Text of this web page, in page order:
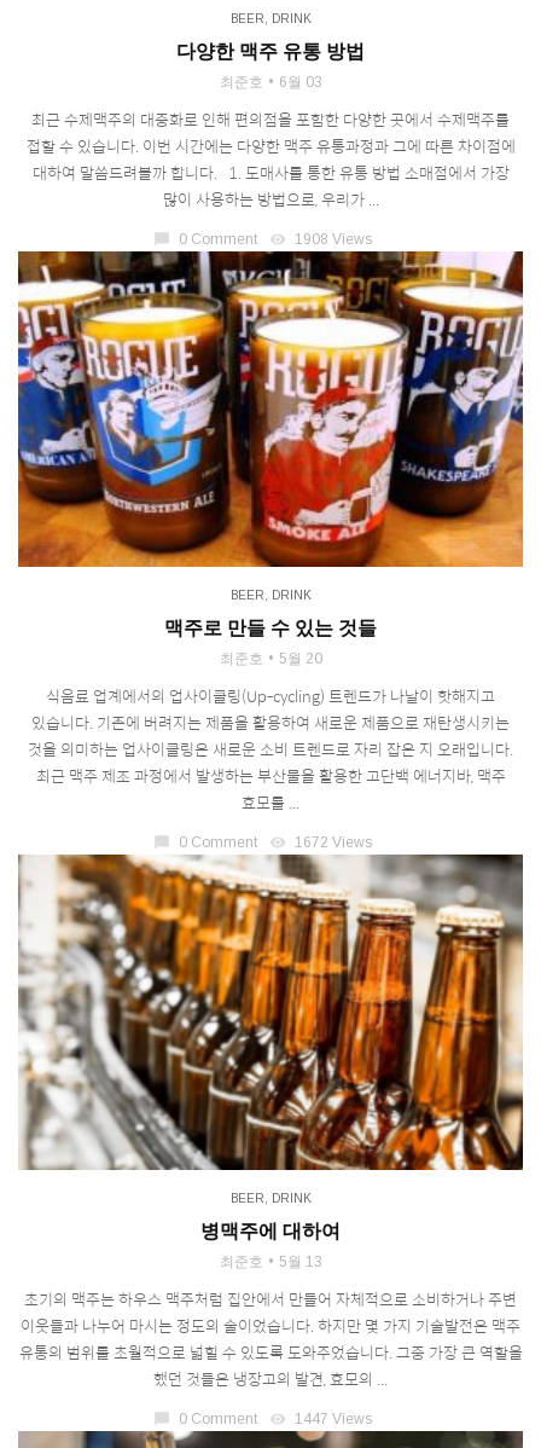
BEER DRINK
다양한 맥주 유통 방법
최준호 6월 03
최근 수제맥주의 대중화로 인해 편의점을 포함한 다양한 곳에서 수제맥주를
접할 수 있습니다. 이번 시간에는 다양한 맥주 유통과정과 그에 따른 차이점에
대하여 말씀드려볼까 합니다. 1. 도매사를 통한 유통 방법 소매점에서 가장
많이 사용하는 방법으로, 우리가 ...
0 Comment visibility 1908 Views
BEER DRINK
맥주로 만들 수 있는 것들
최준호 5월 20
식음료 업계에서의 업사이클링(Up-cycling) 트렌드가 나날이 핫해지고
있습니다. 기존에 버려지는 제품을 활용하여 새로운 제품으로 재탄생시키는
것을 의미하는 업사이클링은 새로운 소비 트렌드로 자리 잡은 지 오래입니다.
최근 맥주 제조 과정에서 발생하는 부산물을 활용한 고단백 에너지바, 맥주
효모를 ...
0 Comment visibility 1672 Views
BEER DRINK
병맥주에 대하여
최준호 5월 13
초기의 맥주는 하우스 맥주처럼 집안에서 만들어 자체적으로 소비하거나 주변
이웃들과 나누어 마시는 정도의 술이었습니다. 하지만 몇 가지 기술발전은 맥주
유통의 범위를 초월적으로 넓힐 수 있도록 도와주었습니다. 그중 가장 큰 역할을
했던 것들은 냉장고의 발견, 효모의 ...
chat_bubble 0 Comment visibility 1447 Views